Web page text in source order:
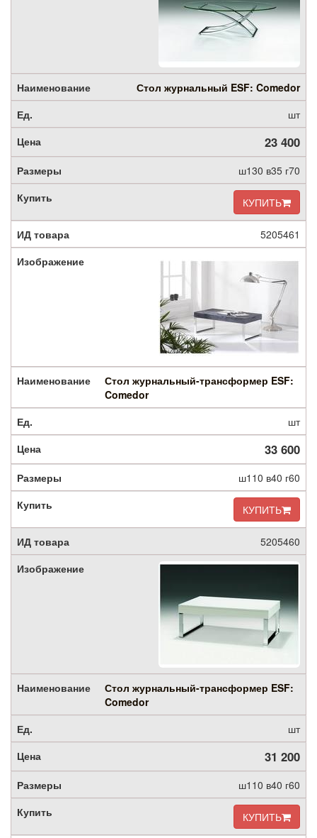
Стол журнальный ESF: Comedor
шт
23 400
ш130 в35 г70
КУПИТЬ
5205461
Стол журнальный-трансформер ESF:
Comedor
шт
33 600
ш110 в40 г60
КУПИТЬ
5205460
Стол журнальный-трансформер ESF:
Comedor
шт
31 200
ш110 в40 г60
КУПИТЬ